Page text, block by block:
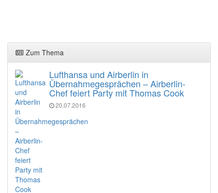
Zum Thema
Lufthansa und Airberlin in
Übernahmegesprächen – Airberlin-
Chef feiert Party mit Thomas Cook
20.07.2016